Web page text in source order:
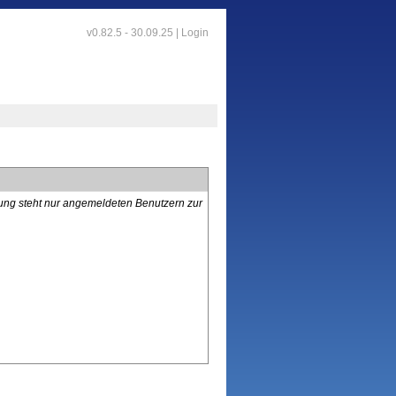
v0.82.5 - 30.09.25 | Login
steht nur angemeldeten Benutzern zur